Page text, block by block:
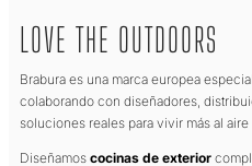
LOVE THE OUTDOORS
Brabura es una marca europea
colaborando con diseñadores,
soluciones reales para vivir más al aire
Diseñamos cocinas de exterior